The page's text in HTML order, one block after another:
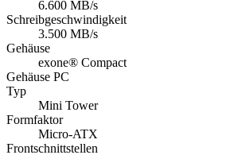
6.600 MB/s
Schreibgeschwindigkeit
3.500 MB/s
Gehäuse
exone® Compact
Gehäuse PC
Typ
Mini Tower
Formfaktor
Micro-ATX
Frontschnittstellen